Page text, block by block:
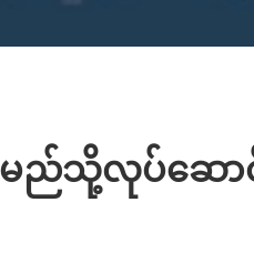
မည်သို့လုပ်ဆော